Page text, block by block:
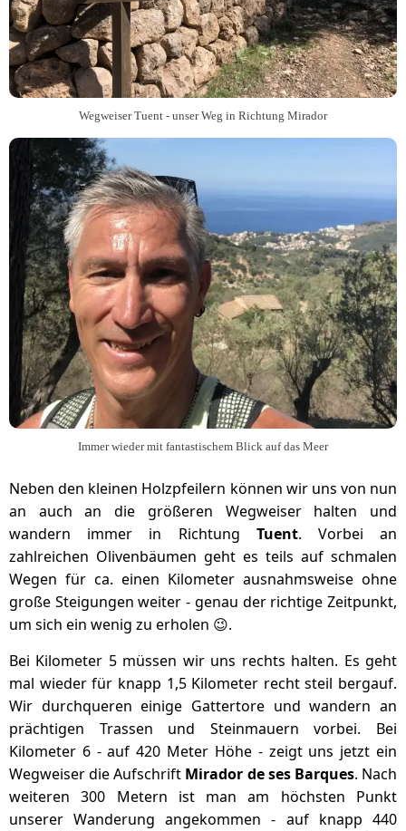
Wegweiser Tuent - unser Weg in Richtung Mirador
Immer wieder mit fantastischem Blick auf das Meer
Neben den kleinen Holzpfeilern können wir uns von nun
an auch an die größeren Wegweiser halten und
wandern immer in Richtung Tuent. Vorbei an
zahlreichen Olivenbäumen geht es teils auf schmalen
Wegen für ca. einen Kilometer ausnahmsweise ohne
große Steigungen weiter - genau der richtige Zeitpunkt,
um sich ein wenig zu erholen 😉.
Bei Kilometer 5 müssen wir uns rechts halten. Es geht
mal wieder für knapp 1,5 Kilometer recht steil bergauf.
Wir durchqueren einige Gattertore und wandern an
prächtigen Trassen und Steinmauern vorbei. Bei
Kilometer 6 - auf 420 Meter Höhe - zeigt uns jetzt ein
Wegweiser die Aufschrift Mirador de ses Barques. Nach
weiteren 300 Metern ist man am höchsten Punkt
unserer Wanderung angekommen - auf knapp 440